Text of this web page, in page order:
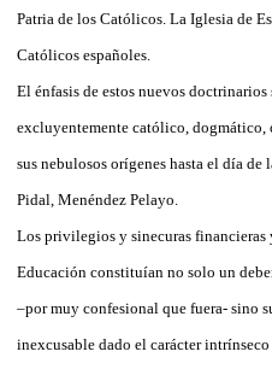
Patria de los Católicos. La Iglesia de
Católicos españoles.
El énfasis de estos nuevos
excluyentemente católico, dogmático,
sus nebulosos orígenes hasta el día de
Pidal, Menéndez Pelayo.
Los privilegios y sinecuras financieras
Educación constituían no solo un
–por muy confesional que fuera- sino
inexcusable dado el carácter